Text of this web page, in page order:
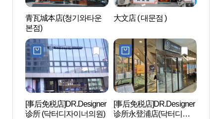
青瓦城本店(청기와타운
본점)
大文店 ( 대문점 )
[事后免税店]DR.Designer
诊所 (닥터디자이너의원)
[事后免税店]DR.Designer
诊所永登浦店(닥터디자